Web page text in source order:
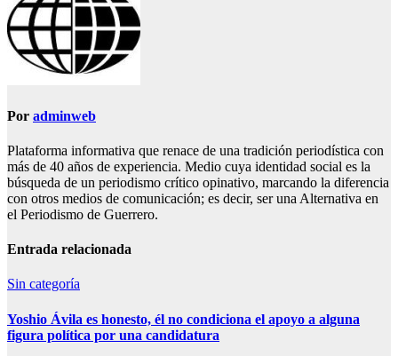
Por adminweb
Plataforma informativa que renace de una tradición periodística con
más de 40 años de experiencia. Medio cuya identidad social es la
búsqueda de un periodismo crítico opinativo, marcando la diferencia
con otros medios de comunicación; es decir, ser una Alternativa en
el Periodismo de Guerrero.
Entrada relacionada
Sin categoría
Yoshio Ávila es honesto, él no condiciona el apoyo a alguna
figura política por una candidatura